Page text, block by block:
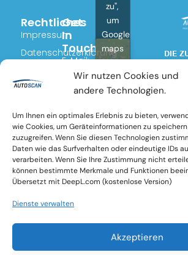
Wir nutzen Cookies und
andere Technologien.
Um Ihnen ein optimales Erlebnis zu bieten,
wie Cookies, um Geräteinformationen zu
zuzugreifen. Wenn Sie diesen Technologien
Daten wie das Surfverhalten oder eindeutige IDs
verarbeiten. Wenn Sie Ihre Zustimmung nicht
können bestimmte Merkmale und Funktionen
Übersetzt mit DeepL.com (kostenlose Version)
Dienste verwalten
Akzeptieren
Load More DIE
Maßstäbe
und bietet
L
i
n
Rechtliches
Impressum
Datenschutzerklärung
Richtlinien
Get
In
Touch
E-Mail:
info@auto-
scan.eu
+49
(0)2404
8008
735
Marcel
Dilk:
+49 172
5980 111
zu",
um
Google
maps
zu
aktivieren
Cookie
Ich
stimme
zu